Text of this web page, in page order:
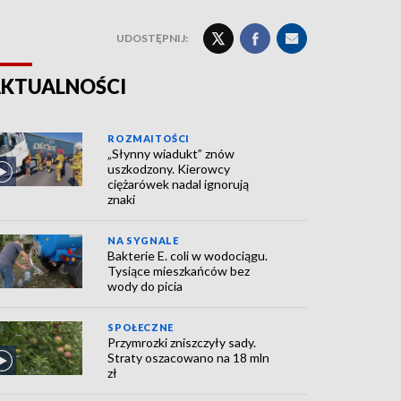
UDOSTĘPNIJ:
ROZMAITOŚCI
„Słynny wiadukt” znów
uszkodzony. Kierowcy
ciężarówek nadal ignorują
znaki
NA SYGNALE
Bakterie E. coli w wodociągu.
Tysiące mieszkańców bez
wody do picia
SPOŁECZNE
Przymrozki zniszczyły sady.
Straty oszacowano na 18 mln
zł